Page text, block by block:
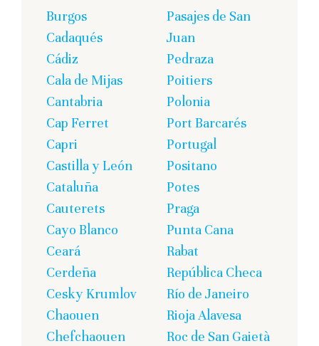
Burgos
Cadaqués
Cádiz
Cala de Mijas
Cantabria
Cap Ferret
Capri
Castilla y León
Cataluña
Cauterets
Cayo Blanco
Ceará
Cerdeña
Cesky Krumlov
Chaouen
Chefchaouen
Pasajes de San
Juan
Pedraza
Poitiers
Polonia
Port Barcarés
Portugal
Positano
Potes
Praga
Punta Cana
Rabat
República Checa
Río de Janeiro
Rioja Alavesa
Roc de San Gaietà